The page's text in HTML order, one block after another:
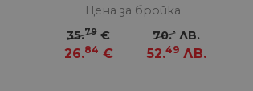
Цена за бройка
35.79 €
26.84 €
70.- ЛВ.
52.49 ЛВ.
Строго необходими